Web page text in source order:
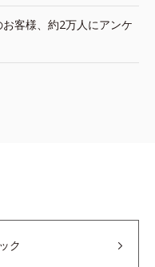
お客様、約2万人にアンケ
ク